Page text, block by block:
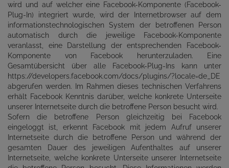
wird und auf welcher eine Facebook-Komponente (Facebook-
Plug-In) integriert wurde, wird der Internetbrowser auf dem
informationstechnologischen System der betroffenen Person
automatisch durch die jeweilige Facebook-Komponente
veranlasst, eine Darstellung der entsprechenden Facebook-
Komponente von Facebook herunterzuladen. Eine
Gesamtübersicht über alle Facebook-Plug-Ins kann unter
https://developers.facebook.com/docs/plugins/?locale=de_DE
abgerufen werden. Im Rahmen dieses technischen Verfahrens
erhält Facebook Kenntnis darüber, welche konkrete Unterseite
unserer Internetseite durch die betroffene Person besucht wird.
Sofern die betroffene Person gleichzeitig bei Facebook
eingeloggt ist, erkennt Facebook mit jedem Aufruf unserer
Internetseite durch die betroffene Person und während der
gesamten Dauer des jeweiligen Aufenthaltes auf unserer
Internetseite, welche konkrete Unterseite unserer Internetseite